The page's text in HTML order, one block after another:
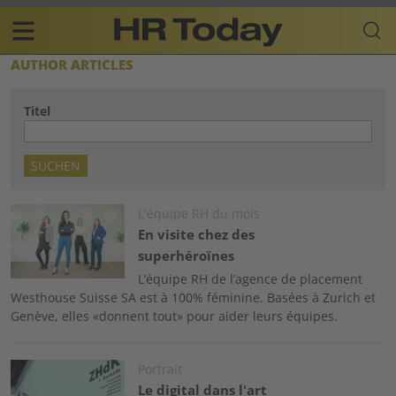
Skip
content
Plattform
für
Human
Main
FR
AUTHOR ARTICLES
Titel
Image L'équipe RH du mois
En visite chez des
superhéroïnes
L’équipe RH de l’agence de placement
Westhouse Suisse SA est à 100% féminine. Basées à Zurich et
Genève, elles «donnent tout» pour aider leurs équipes.
Image Portrait
Le digital dans l'art